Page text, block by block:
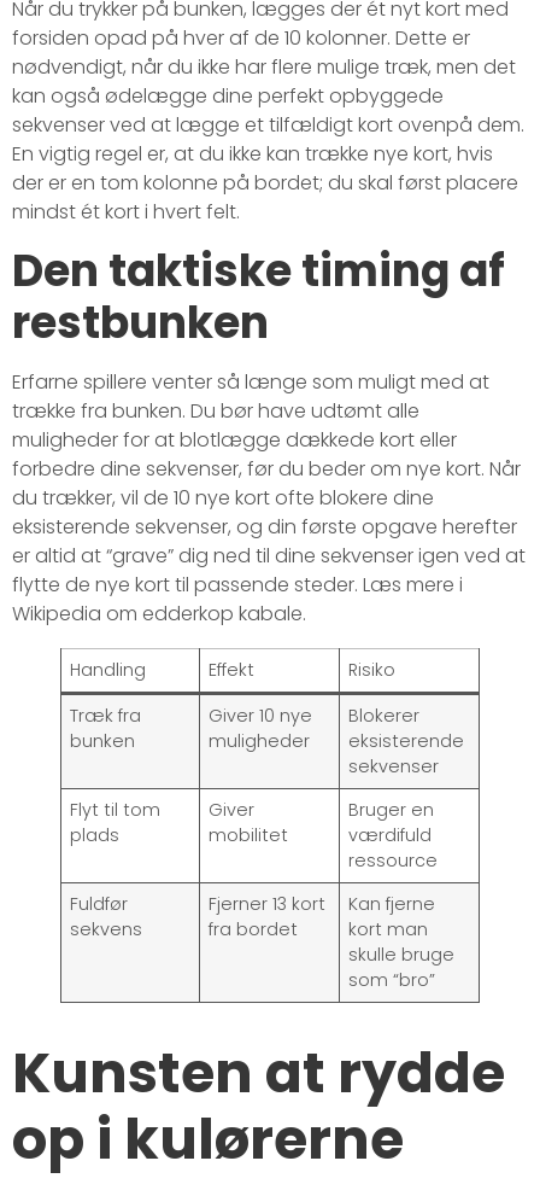
Når du trykker på bunken, lægges der ét nyt kort med
forsiden opad på hver af de 10 kolonner. Dette er
nødvendigt, når du ikke har flere mulige træk, men det
kan også ødelægge dine perfekt opbyggede
sekvenser ved at lægge et tilfældigt kort ovenpå dem.
En vigtig regel er, at du ikke kan trække nye kort, hvis
der er en tom kolonne på bordet; du skal først placere
mindst ét kort i hvert felt.
Den taktiske timing af
restbunken
Erfarne spillere venter så længe som muligt med at
trække fra bunken. Du bør have udtømt alle
muligheder for at blotlægge dækkede kort eller
forbedre dine sekvenser, før du beder om nye kort. Når
du trækker, vil de 10 nye kort ofte blokere dine
eksisterende sekvenser, og din første opgave herefter
er altid at “grave” dig ned til dine sekvenser igen ved at
flytte de nye kort til passende steder. Læs mere i
Wikipedia om edderkop kabale.
Handling Effekt
Risiko
Træk fra
bunken
Giver 10 nye
muligheder
Blokerer
eksisterende
sekvenser
Flyt til tom
plads
Giver
mobilitet
Bruger en
værdifuld
ressource
Fuldfør
sekvens
Fjerner 13 kort
fra bordet
Kan fjerne
kort man
skulle bruge
som “bro”
Kunsten at rydde
op i kulørerne